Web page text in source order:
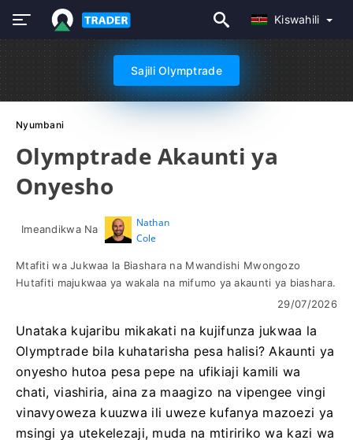
Kiswahili
Sajili Olymptrade
Nyumbani
Olymptrade Akaunti ya
Onyesho
Imeandikwa Na
Nathan
Cole
Mtafiti wa Jukwaa la Biashara na Mwandishi Mwongozo
Hutafiti majukwaa ya wakala na mifumo ya akaunti ya biashara.
29/07/2026
Unataka kujaribu mikakati na kujifunza jukwaa la
Olymptrade bila kuhatarisha pesa halisi? Akaunti ya
onyesho hutoa pesa pepe na ufikiaji kamili wa
chati, viashiria, aina za maagizo na vipengee vingi
vinavyoweza kuuzwa ili uweze kufanya mazoezi ya
msingi ya utekelezaji, muda na mtiririko wa kazi wa